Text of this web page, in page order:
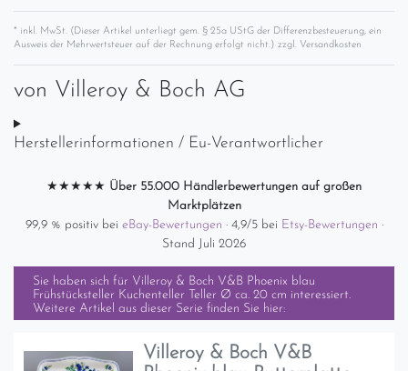
* inkl. MwSt. (Dieser Artikel unterliegt gem. § 25a UStG der Differenzbesteuerung, ein
Ausweis der Mehrwertsteuer auf der Rechnung erfolgt nicht.) zzgl. Versandkosten
von Villeroy & Boch AG
Herstellerinformationen / Eu-Verantwortlicher
★★★★★ Über 55.000 Händlerbewertungen auf großen
Marktplätzen
99,9 % positiv bei eBay-Bewertungen · 4,9/5 bei Etsy-Bewertungen ·
Stand Juli 2026
Sie haben sich für Villeroy & Boch V&B Phoenix blau
Frühstücksteller Kuchenteller Teller Ø ca. 20 cm interessiert.
Weitere Artikel aus dieser Serie finden Sie hier:
Villeroy & Boch V&B